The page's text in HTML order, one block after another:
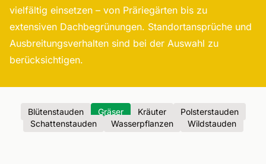
vielfältig einsetzen – von Präriegärten bis zu
extensiven Dachbegrünungen. Standortansprüche und
Ausbreitungsverhalten sind bei der Auswahl zu
berücksichtigen.
Blütenstauden Gräser Kräuter
Polsterstauden
Schattenstauden
Wasserpflanzen Wildstauden